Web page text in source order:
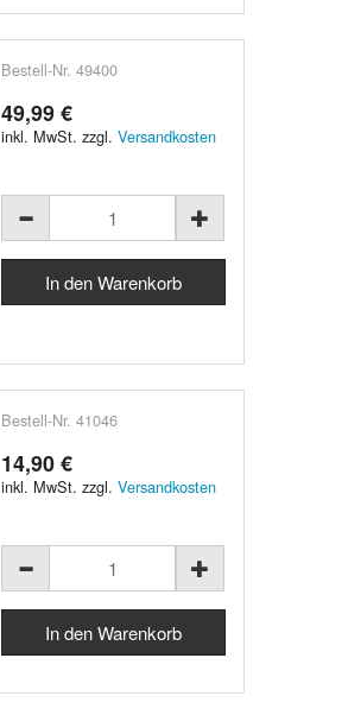
Bestell-Nr. 49400
49,99 €
inkl. MwSt. zzgl.Versandkosten
Bestell-Nr. 41046
14,90 €
inkl. MwSt. zzgl.Versandkosten